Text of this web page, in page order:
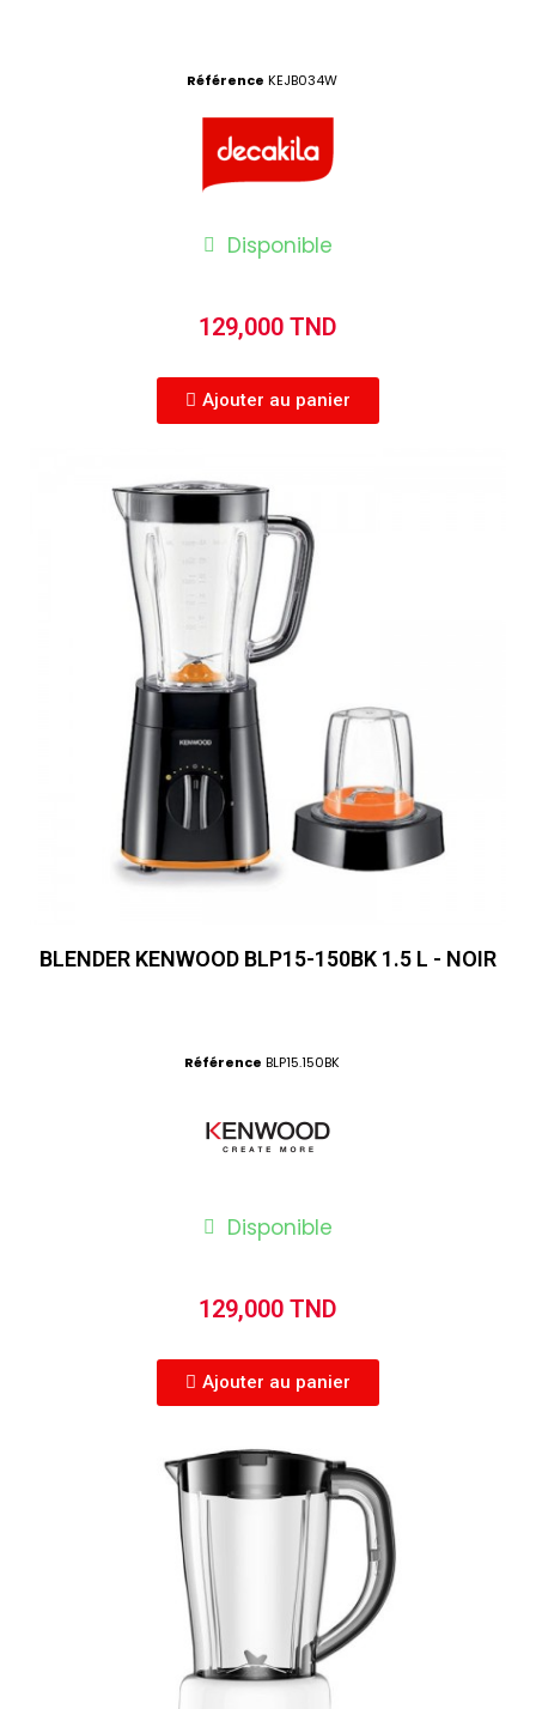
Référence KEJB034W
Disponible
129,000 TND
Ajouter au panier
BLENDER KENWOOD BLP15-150BK 1.5 L - NOIR
Référence BLP15.150BK
Disponible
129,000 TND
Ajouter au panier